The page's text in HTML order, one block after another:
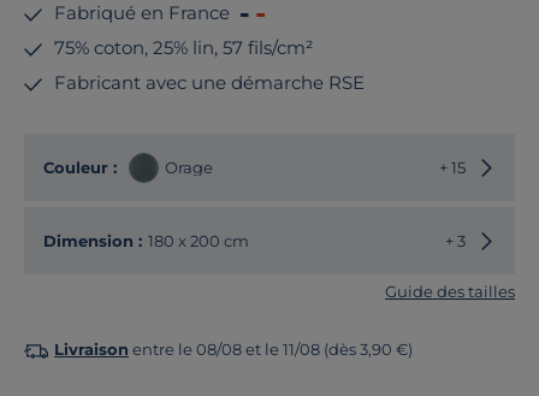
Fabriqué en France
75% coton, 25% lin, 57 fils/cm²
Fabricant avec une démarche RSE
Couleur : Orage + 15
Dimension : 180 x 200 cm + 3
Guide des tailles
Livraison entre le 08/08 et le 11/08 (dès 3,90 €)